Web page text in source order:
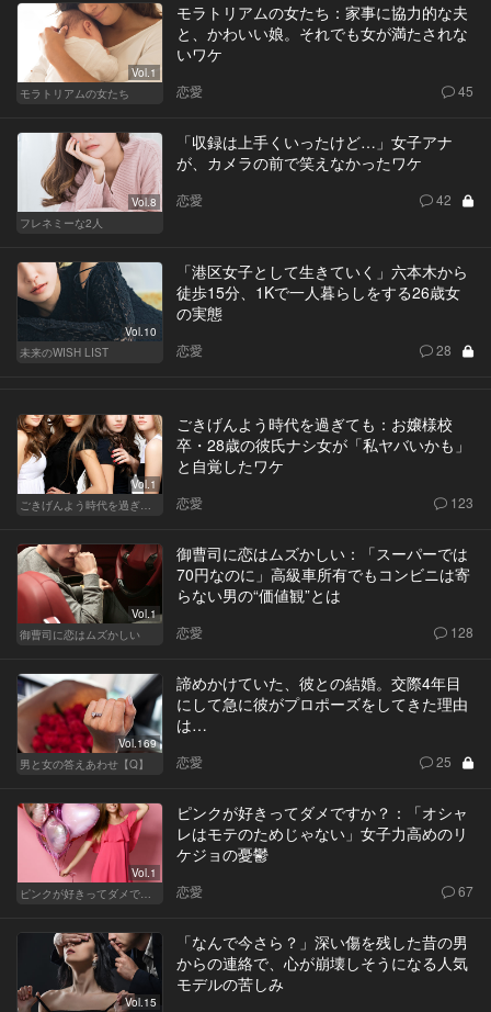
Vol.1
モラトリアムの女たち
モラトリアムの女たち：家事に協力的な夫
と、かわいい娘。それでも女が満たされな
いワケ
恋愛 45
Vol.8
フレネミーな2人
「収録は上手くいったけど…」女子アナ
が、カメラの前で笑えなかったワケ
恋愛 42
Vol.10
未来のWISH LIST
「港区女子として生きていく」六本木から
徒歩15分、1Kで一人暮らしをする26歳女
の実態
恋愛 28
Vol.1
ごきげんよう時代を過ぎても
ごきげんよう時代を過ぎても：お嬢様校
卒・28歳の彼氏ナシ女が「私ヤバいかも」
と自覚したワケ
恋愛 123
Vol.1
御曹司に恋はムズかしい
御曹司に恋はムズかしい：「スーパーでは
70円なのに」高級車所有でもコンビニは寄
らない男の“価値観”とは
恋愛 128
Vol.169
男と女の答えあわせ【Q】
諦めかけていた、彼との結婚。交際4年目
にして急に彼がプロポーズをしてきた理由
は…
恋愛 25
Vol.1
ピンクが好きってダメですか？
ピンクが好きってダメですか？：「オシャ
レはモテのためじゃない」女子力高めのリ
ケジョの憂鬱
恋愛 67
Vol.15
「なんで今さら？」深い傷を残した昔の男
からの連絡で、心が崩壊しそうになる人気
モデルの苦しみ